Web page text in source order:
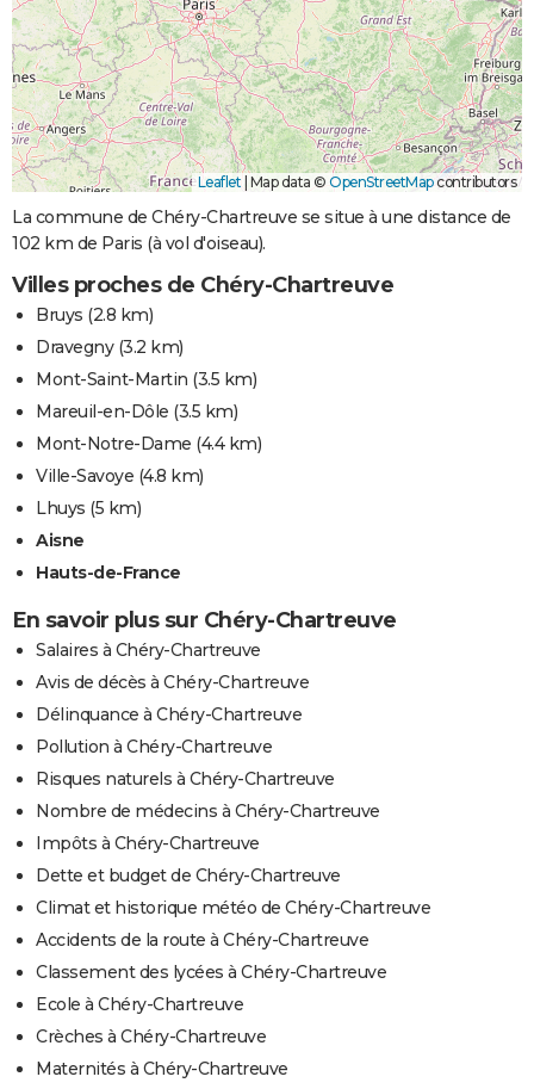
Leaflet Map data © OpenStreetMapcontributors
La commune de Chéry-Chartreuve se situe à une distance de
102 km de Paris (à vol d'oiseau).
Villes proches de Chéry-Chartreuve
Bruys (2.8 km)
Dravegny(3.2 km)
Mont-Saint-Martin (3.5 km)
Mareuil-en-Dôle (3.5 km)
Mont-Notre-Dame (4.4 km)
Ville-Savoye (4.8 km)
Lhuys (5 km)
Aisne
Hauts-de-France
En savoir plus sur Chéry-Chartreuve
Salaires à Chéry-Chartreuve
Avis de décès à Chéry-Chartreuve
Délinquance à Chéry-Chartreuve
Pollution à Chéry-Chartreuve
Risques naturels à Chéry-Chartreuve
Nombre de médecins à Chéry-Chartreuve
Impôts à Chéry-Chartreuve
Dette et budget de Chéry-Chartreuve
Climat et historique météo de Chéry-Chartreuve
Accidents de la route à Chéry-Chartreuve
Classement des lycées à Chéry-Chartreuve
Ecole à Chéry-Chartreuve
Crèches à Chéry-Chartreuve
Maternités à Chéry-Chartreuve